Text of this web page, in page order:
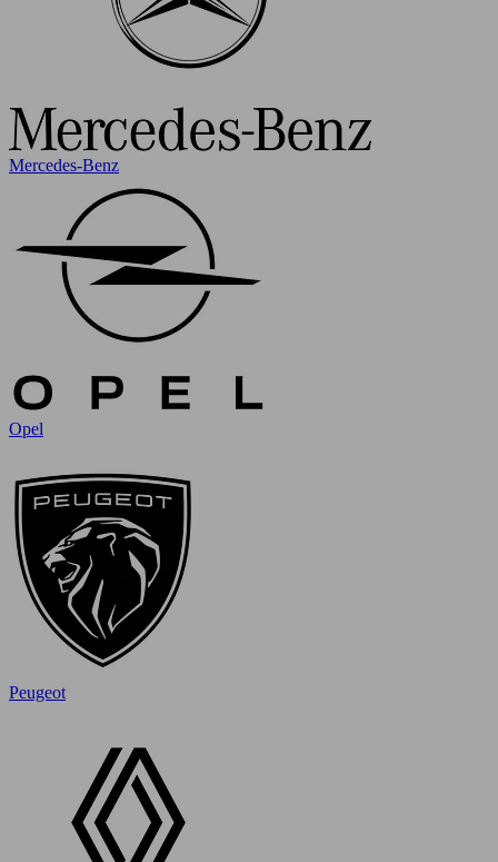
Mercedes-Benz
Opel
Peugeot